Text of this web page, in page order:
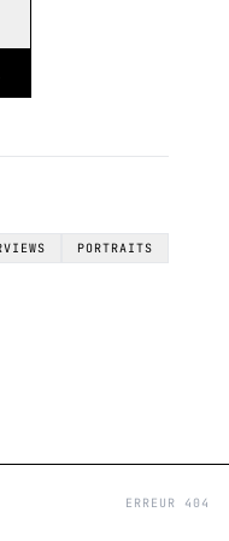
PORTRAITS
ERREUR 404